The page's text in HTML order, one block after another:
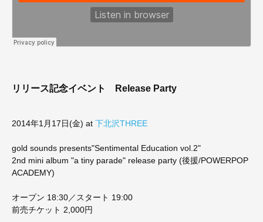
リリース記念イベント Release Party
2014年1月17日(金) at 下北沢THREE
gold sounds presents"Sentimental Education vol.2"
2nd mini album "a tiny parade" release party (後援/POWERPOP
ACADEMY)
オープン 18:30／スタート 19:00
前売チケット 2,000円